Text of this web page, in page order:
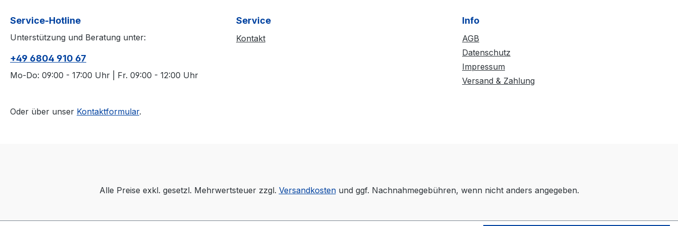
Service-Hotline
Unterstützung und Beratung unter:
+49 6804 910 67
Mo-Do: 09:00 - 17:00 Uhr | Fr. 09:00 - 12:00 Uhr
Oder über unser Kontaktformular.
Service
Kontakt
Info
AGB
Datenschutz
Impressum
Versand & Zahlung
Alle Preise exkl. gesetzl. Mehrwertsteuer zzgl. Versandkostenund ggf. Nachnahmegebühren, wenn nicht anders angegeben.